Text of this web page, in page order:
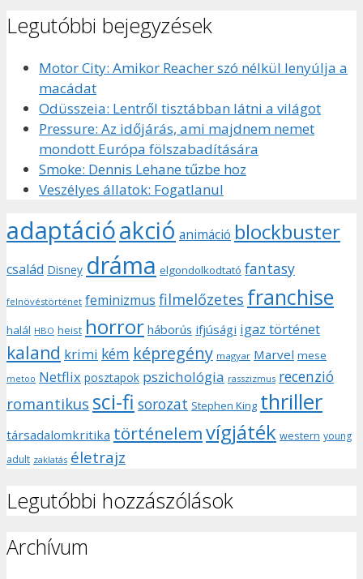
Legutóbbi bejegyzések
Motor City: Amikor Reacher szó nélkül lenyúlja a
macádat
Odüsszeia: Lentről tisztábban látni a világot
Pressure: Az időjárás, ami majdnem nemet
mondott Európa fölszabadítására
Smoke: Dennis Lehane tűzbe hoz
Veszélyes állatok: Fogatlanul
adaptációakció animáció blockbuster
család Disney dráma elgondolkodtató fantasy
felnövéstörténet feminizmus filmelőzetes franchise
halál HBO heist horror háborús ifjúsági igaz történet
kaland krimi kém képregény magyar Marvel mese
metoo Netflix posztapok pszichológia rasszizmus recenzió
romantikus sci-fi sorozat Stephen King thriller
társadalomkritika történelemvígjáték western young
adult zaklatás életrajz
Legutóbbi hozzászólások
Archívum